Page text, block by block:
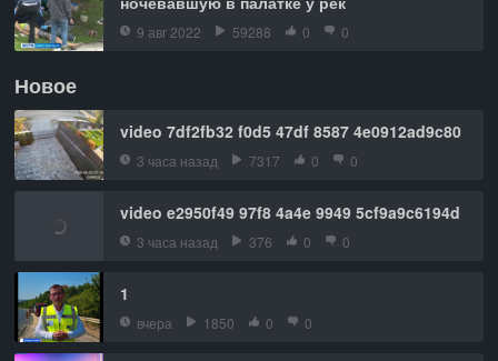
9 авг 2022 59288 0 0
Новое
video 7df2fb32 f0d5 47df 8587 4e0912ad9c80
3 часа назад 7317 0 0
video e2950f49 97f8 4a4e 9949 5cf9a9c6194d
3 часа назад 376 0 0
1
вчера 1850 0 0